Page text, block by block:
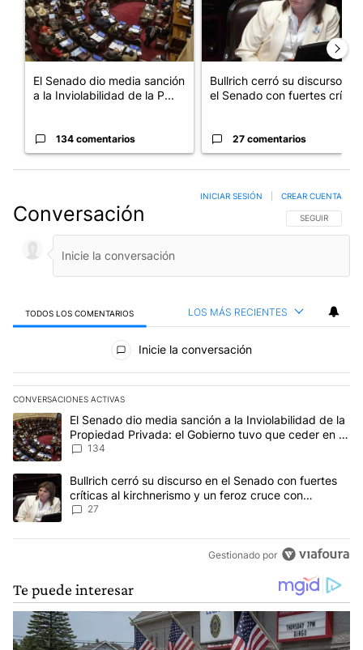
El Senado dio media sanción
a la Inviolabilidad de la P...
134 comentarios
Bullrich cerró su discurso en
el Senado con fuertes crí...
27 comentarios
Conversación SIGA ESTA
SEGUIR
INICIAR SESIÓN CREAR CUENTA
TODOS LOS COMENTARIOS LOS MÁS RECIENTES
Todos los comentarios
Inicie la conversación
CONVERSACIONES ACTIVAS
Este listado muestra los artículos con más comentarios en los
Un artículo de tendencia con el título "El Senado dio media
El Senado dio media sanción a la Inviolabilidad de la
Propiedad Privada: el Gobierno tuvo que ceder en la
Ley del Manejo del Fuego
134
Un artículo de tendencia con el título "Bullrich cerró su discurso
Bullrich cerró su discurso en el Senado con fuertes
críticas al kirchnerismo y un feroz cruce con
Capitanich al que le gritó “¡cállate!”
27
Gestionado por